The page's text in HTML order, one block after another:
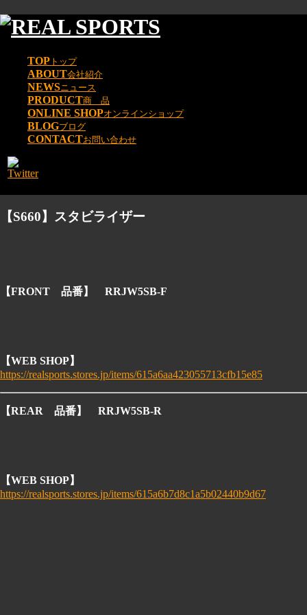
TOP トップ
ABOUT会社紹介
NEWSニュース
PRODUCT商 品
ONLINE SHOPオンラインショップ
BLOGブログ
CONTACTお問い合わせ
【S660】スタビライザー
【FRONT 品番】 RRJW5SB-F
【WEB SHOP】
https://realsports.stores.jp/items/615a6aa423055713cfb15e85
【REAR 品番】 RRJW5SB-R
【WEB SHOP】
https://realsports.stores.jp/items/615a6b7d8c1a5b02440b9d67